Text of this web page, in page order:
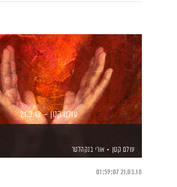
עולם קטן – 21.3.18
עולם קטן אורי בנקהלטר
21.03.18
01:59:07